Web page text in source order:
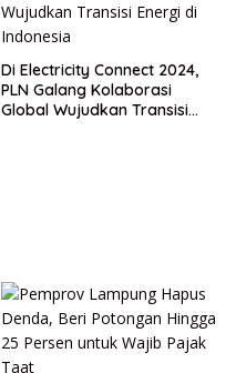
Di Electricity Connect 2024,
PLN Galang Kolaborasi
Global Wujudkan Transisi